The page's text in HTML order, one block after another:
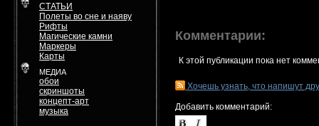
СТАТЬИ
Полеты во сне и наяву
Рифты
Магические камни
Маркеры
Карты
МЕДИА
обои
скриншоты
концепт-арт
музыка
Комментарии:
К этой публикации пока нет
Хочешь узнать, что напишут
Добавить комментарий: